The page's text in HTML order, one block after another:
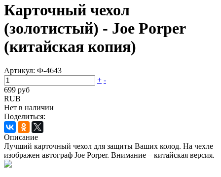
Карточный чехол
(золотистый) - Joe Porper
(китайская копия)
Артикул: Ф-4643
+ -
699 руб
RUB
Нет в наличии
Поделиться:
Описание
Лучший карточный чехол для защиты Ваших колод. На чехле
изображен автограф Joe Porper. Внимание – китайская версия.